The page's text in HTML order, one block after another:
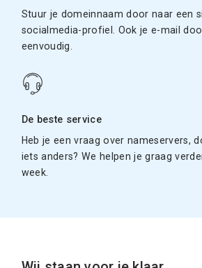
Stuur je domeinnaam door naar een
socialmedia-profiel. Ook je e-mail
eenvoudig.
De beste service
Heb je een vraag over nameservers,
iets anders? We helpen je graag
week.